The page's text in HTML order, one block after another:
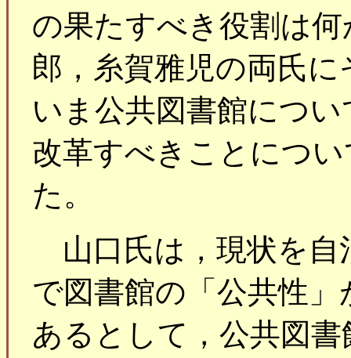
の果たすべき役割は
郎，糸賀雅児の両氏
いま公共図書館につ
改革すべきことにつ
た。
山口氏は，現状を自
で図書館の「公共性
あるとして，公共図